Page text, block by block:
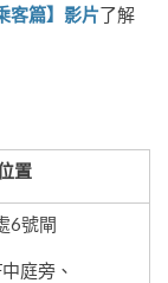
客篇】影片了解
置
6號閘
庭旁、